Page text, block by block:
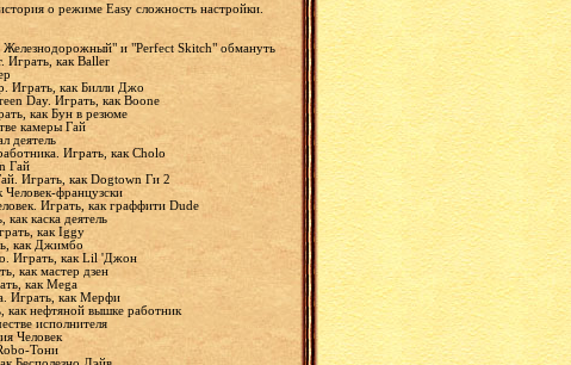
о режиме Easy сложность настройки.
Железнодорожный" и "Perfect Skitch" обмануть
Играть, как Baller
Играть, как Билли Джо
Day. Играть, как Boone
как Бун в резюме
камеры Гай
деятель
Играть, как Cholo
Гай
Играть, как Dogtown Ги 2
французски
Играть, как граффити Dude
каска деятель
как Iggy
как Джимбо
Играть, как Lil 'Джон
как мастер дзен
как Mega
Играть, как Мерфи
нефтяной вышке работник
исполнителя
Человек
Тони